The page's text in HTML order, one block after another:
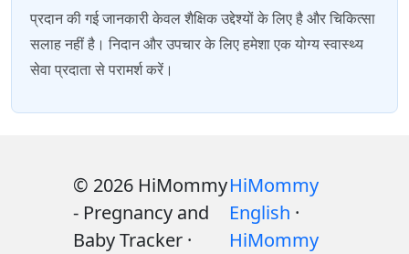
प्रदान की गई जानकारी केवल शैक्षिक उद्देश्यों के लिए है और चिकित्सा
सलाह नहीं है। निदान और उपचार के लिए हमेशा एक योग्य स्वास्थ्य
सेवा प्रदाता से परामर्श करें।
© 2026 HiMommy
- Pregnancy and
Baby Tracker ·
HiMommy
English ·
HiMommy